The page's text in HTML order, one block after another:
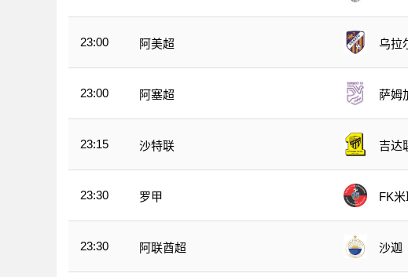
23:00 阿美超 乌拉
23:00 阿塞超 萨姆
23:15 沙特联 吉达
23:30 罗甲
FK
23:30 阿联酋超 沙迦